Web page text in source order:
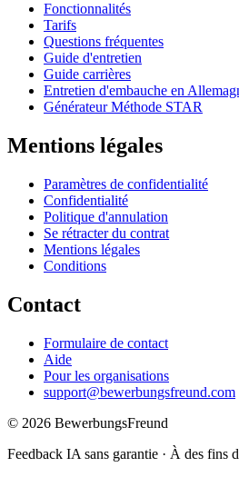
Fonctionnalités
Tarifs
Questions fréquentes
Guide d'entretien
Guide carrières
Entretien d'embauche en
Générateur Méthode STAR
Mentions légales
Paramètres de confidentialité
Confidentialité
Politique d'annulation
Se rétracter du contrat
Mentions légales
Conditions
Contact
Formulaire de contact
Aide
Pour les organisations
support@bewerbungsfreund.com
© 2026 BewerbungsFreund
Feedback IA sans garantie · À des fins